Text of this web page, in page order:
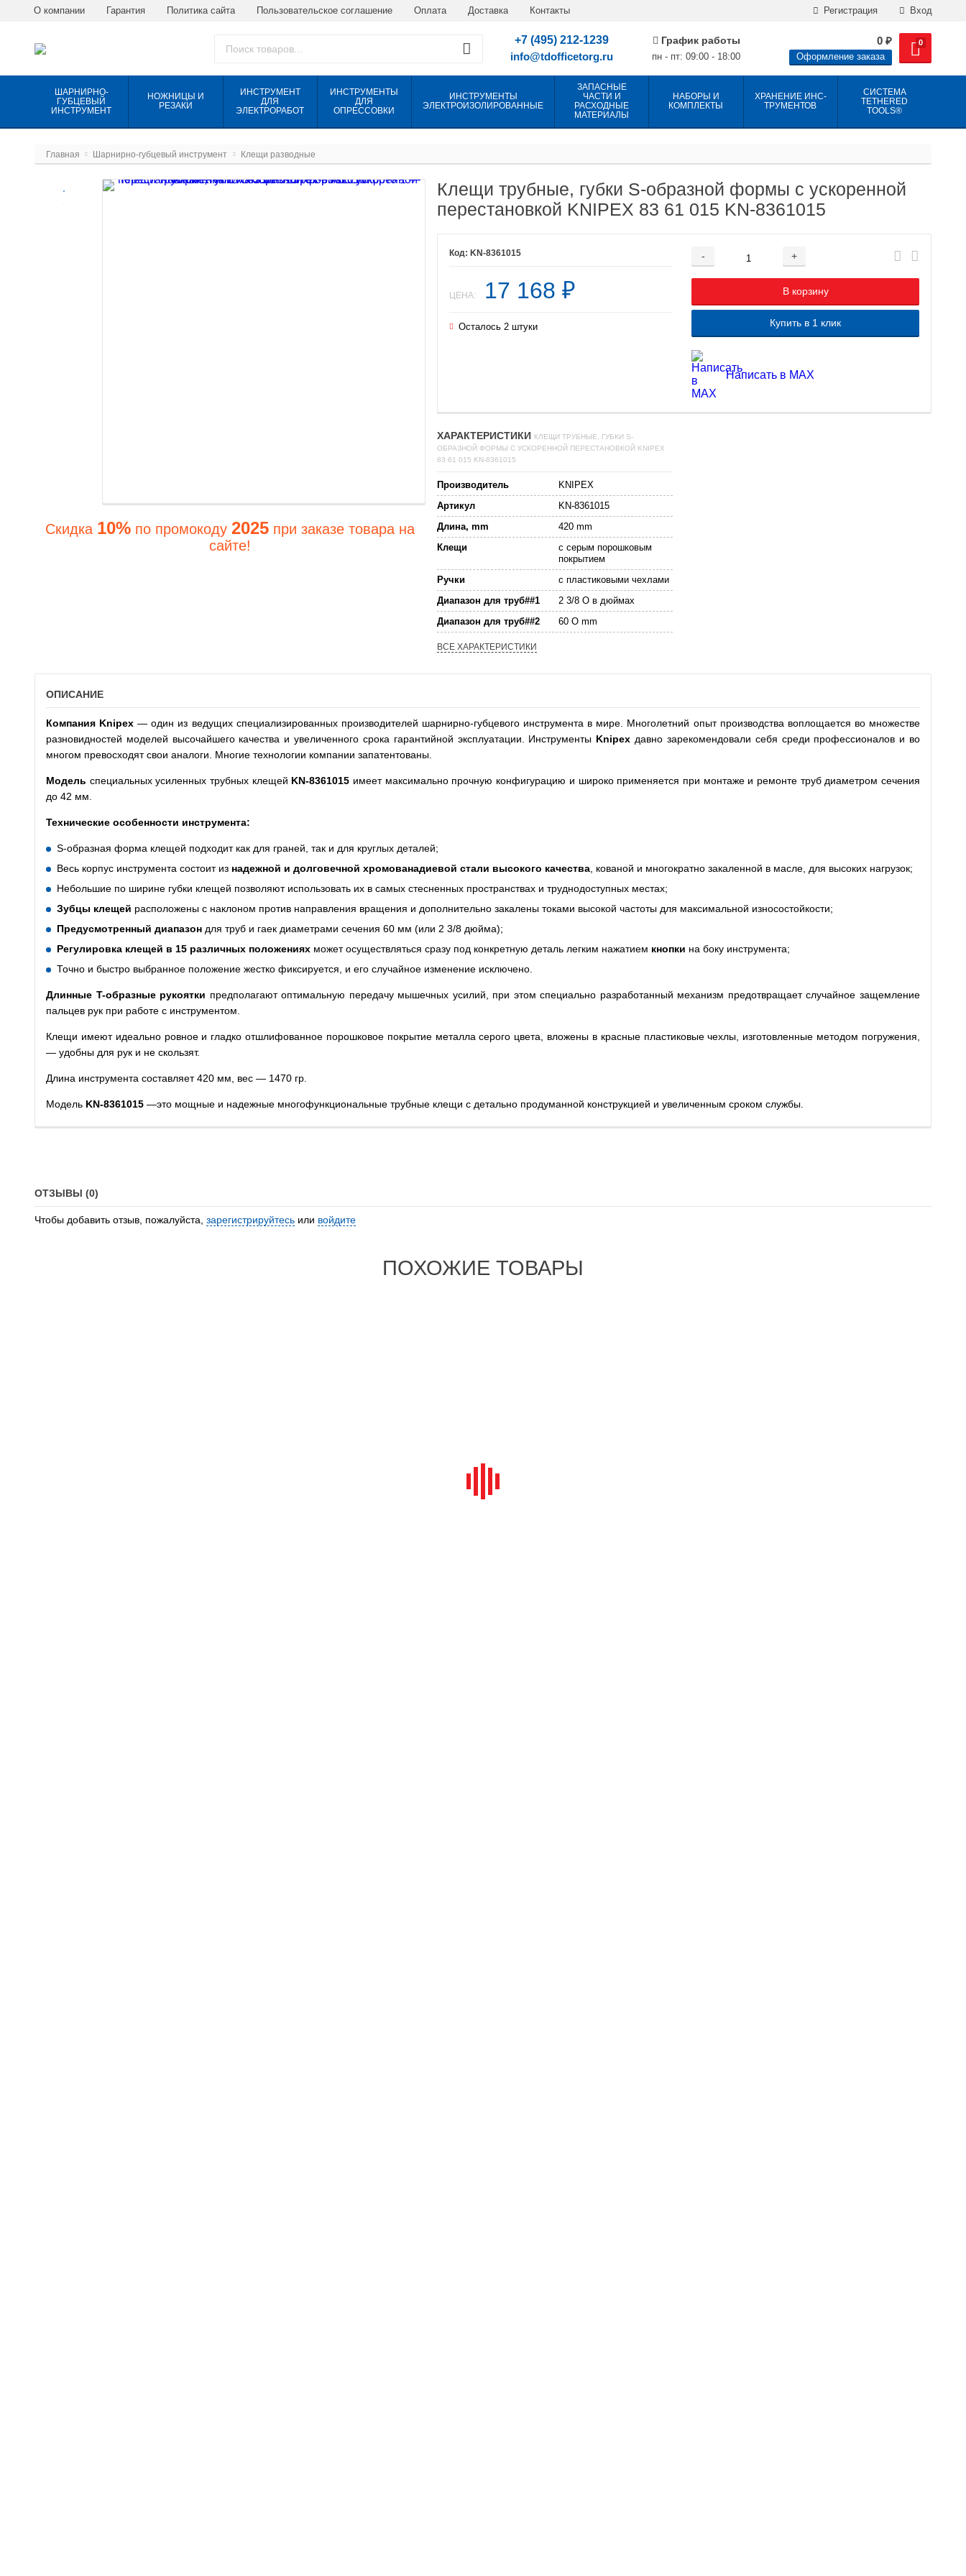
О компании Гарантия Политика сайта Пользовательское соглашение Оплата Доставка Контакты Регистрация Вход
+7 (495) 212-1239
info@tdofficetorg.ru
График работы
пн - пт: 09:00 - 18:00
0
0 ₽
Оформление заказа
ШАРНИРНО-
ГУБЦЕВЫЙ
ИНСТРУМЕНТ
НОЖНИЦЫ И
РЕЗАКИ
ИНСТРУМЕНТ
ДЛЯ
ЭЛЕКТРОРАБОТ
ИНСТРУМЕНТЫ
ДЛЯ
ОПРЕССОВКИ
ИНСТРУМЕНТЫ
ЭЛЕКТРОИЗОЛИРОВАННЫЕ
ЗАПАСНЫЕ
ЧАСТИ И
РАСХОДНЫЕ
МАТЕРИАЛЫ
НАБОРЫ И
КОМПЛЕКТЫ
ХРАНЕНИЕ ИНС­
ТРУ­МЕН­ТОВ
СИСТЕМА
TETHERED
TOOLS®
Главная Шарнирно-губцевый инструмент Клещи разводные
Скидка 10% по промокоду 2025 при заказе товара на
сайте!
Клещи трубные, губки S-образной формы с ускоренной
перестановкой KNIPEX 83 61 015 KN-8361015
- +
Добавляется...
В корзину
Добавлен
Купить в 1 клик
Написать в MAX
KN-8361015
ЦЕНА: 17 168 ₽
Осталось 2 штуки
ХАРАКТЕРИСТИКИ КЛЕЩИ ТРУБНЫЕ, ГУБКИ S-
ОБРАЗНОЙ ФОРМЫ С УСКОРЕННОЙ ПЕРЕСТАНОВКОЙ KNIPEX
83 61 015 KN-8361015
Производитель
KNIPEX
Артикул
KN-8361015
Длина, mm
420 mm
Клещи
с серым порошковым
покрытием
Ручки
с пластиковыми чехлами
Диапазон для труб##1
2 3/8 O в дюймах
Диапазон для труб##2
60 O mm
ВСЕ ХАРАКТЕРИСТИКИ
ОПИСАНИЕ
Компания Knipex — один из ведущих специализированных производителей шарнирно-губцевого инструмента в мире. Многолетний опыт производства воплощается во множестве
разновидностей моделей высочайшего качества и увеличенного срока гарантийной эксплуатации. Инструменты Knipex давно зарекомендовали себя среди профессионалов и во
многом превосходят свои аналоги. Многие технологии компании запатентованы.
Модель специальных усиленных трубных клещей KN-8361015 имеет максимально прочную конфигурацию и широко применяется при монтаже и ремонте труб диаметром сечения
до 42 мм.
Технические особенности инструмента:
S-образная форма клещей подходит как для граней, так и для круглых деталей;
Весь корпус инструмента состоит из надежной и долговечной хромованадиевой стали высокого качества , кованой и многократно закаленной в масле, для высоких нагрузок;
Небольшие по ширине губки клещей позволяют использовать их в самых стесненных пространствах и труднодоступных местах;
Зубцы клещей расположены с наклоном против направления вращения и дополнительно закалены токами высокой частоты для максимальной износостойкости;
Предусмотренный диапазон для труб и гаек диаметрами сечения 60 мм (или 2 3/8 дюйма);
Регулировка клещей в 15 различных положениях может осуществляться сразу под конкретную деталь легким нажатием кнопки на боку инструмента;
Точно и быстро выбранное положение жестко фиксируется, и его случайное изменение исключено.
Длинные T-образные рукоятки предполагают оптимальную передачу мышечных усилий, при этом специально разработанный механизм предотвращает случайное защемление
пальцев рук при работе с инструментом.
Клещи имеют идеально ровное и гладко отшлифованное порошковое покрытие металла серого цвета, вложены в красные пластиковые чехлы, изготовленные методом погружения,
— удобны для рук и не скользят.
Длина инструмента составляет 420 мм, вес — 1470 гр.
Модель KN-8361015 —это мощные и надежные многофункциональные трубные клещи с детально продуманной конструкцией и увеличенным сроком службы.
ОТЗЫВЫ (0)
Чтобы добавить отзыв, пожалуйста, зарегистрируйтесь или войдите
ПОХОЖИЕ ТОВАРЫ